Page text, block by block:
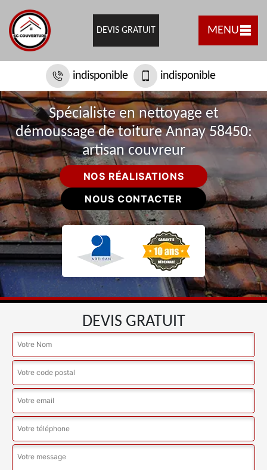
DEVIS GRATUIT MENU
indisponible indisponible
Spécialiste en nettoyage et
démoussage de toiture Annay 58450:
artisan couvreur
NOS RÉALISATIONS
NOUS CONTACTER
DEVIS GRATUIT